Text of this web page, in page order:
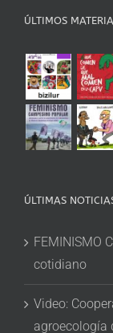
ÚLTIMOS
ÚLTIMAS
FEMINISMO
cotidiano
Video:
agroecología